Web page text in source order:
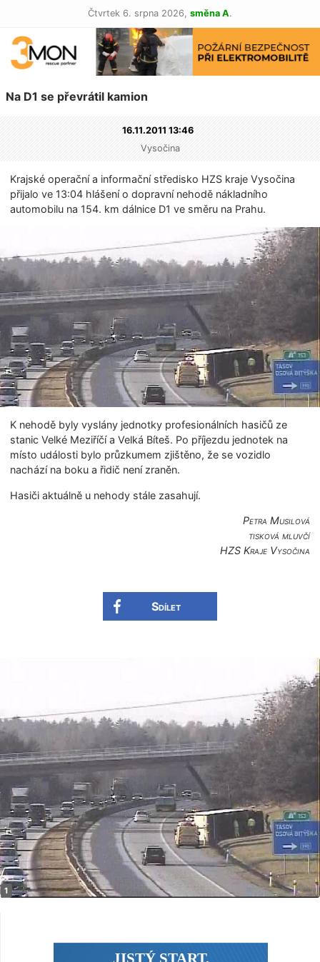
Čtvrtek 6. srpna 2026, směna A.
Na D1 se převrátil kamion
16.11.2011 13:46
Vysočina
Krajské operační a informační středisko HZS kraje Vysočina
přijalo ve 13:04 hlášení o dopravní nehodě nákladního
automobilu na 154. km dálnice D1 ve směru na Prahu.
K nehodě byly vyslány jednotky profesionálních hasičů ze
stanic Velké Meziříčí a Velká Bíteš. Po příjezdu jednotek na
místo události bylo průzkumem zjištěno, že se vozidlo
nachází na boku a řidič není zraněn.
Hasiči aktuálně u nehody stále zasahují.
Petra Musilová
tisková mluvčí
HZS Kraje Vysočina
Sdílet